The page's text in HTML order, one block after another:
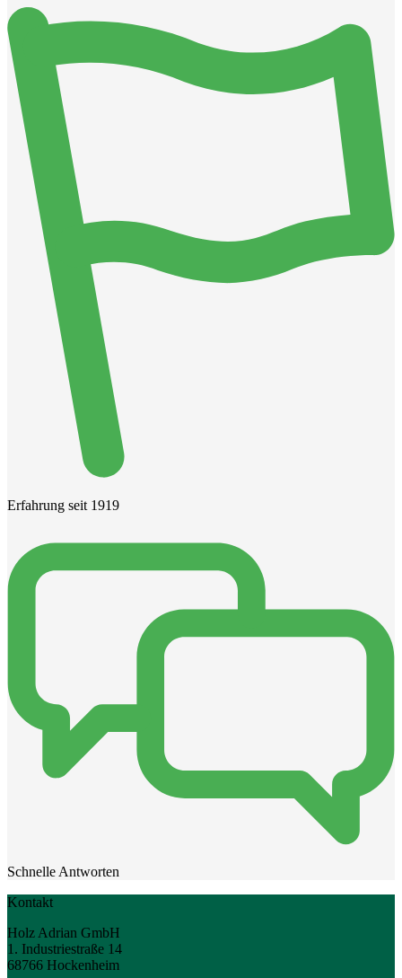
Erfahrung seit 1919
Schnelle Antworten
Kontakt
Holz Adrian GmbH
1. Industriestraße 14
68766 Hockenheim